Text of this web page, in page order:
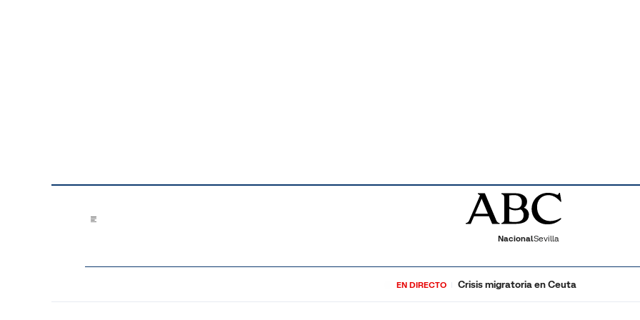
NacionalSevilla
EN DIRECTO Crisis migratoria en Ceuta